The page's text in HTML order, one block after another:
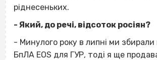
ріднесеньких.
- Який, до речі, відсоток росіян?
- Минулого року в липні ми збирали
БпЛА EOS для ГУР, тоді я ще